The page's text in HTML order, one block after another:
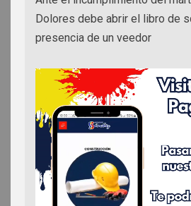
Dolores debe abrir el libro de
presencia de un veedor